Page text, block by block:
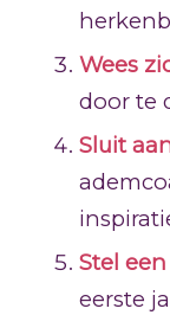
Wees
door te
Sluit
Stel
eerste